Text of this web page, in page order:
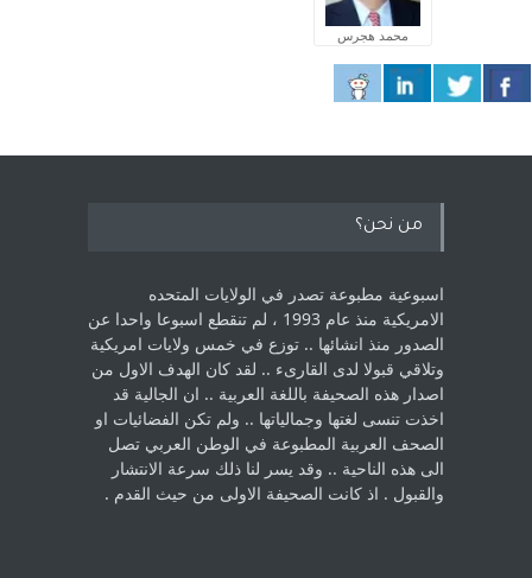
محمد هجرس
من نحن؟
اسبوعية مطبوعة تصدر في الولايات المتحده
الامريكية منذ عام 1993 ، لم ‏تنقطع اسبوعا واحدا عن
الصدور منذ انشائها .. توزع في خمس ولايات امريكية
‏وتلاقي قبولا لدى القارىء ..‏ لقد كان الهدف الاول من
اصدار هذه الصحيفة باللغة العربية .. ان الجالية قد
اخذت ‏تنسى لغتها وجمالياتها .. ولم تكن الفضائيات او
الصحف العربية المطبوعة في الوطن ‏العربي تصل
الى هذه الناحية .. وقد يسر لنا ذلك سرعة الانتشار
والقبول . اذ كانت ‏الصحيفة الاولى من حيث القدم . ‏